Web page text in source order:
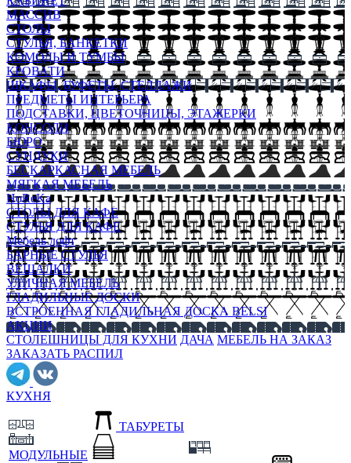
МАССИВ
СТОЛЫ
СТУЛЬЯ, БАНКЕТКИ
КОМОДЫ И ТУМБЫ
КРОВАТИ
ШКАФЫ, БУФЕТЫ, СТЕЛЛАЖИ
ПРЕДМЕТЫ ИНТЕРЬЕРА
ПОДСТАВКИ, ЦВЕТОЧНИЦЫ, ЭТАЖЕРКИ
КОНСОЛИ
БЮРО
СУНДУКИ
БЕСКАРКАСНАЯ МЕБЕЛЬ
МЯГКАЯ МЕБЕЛЬ
HoReKa
СТОЛЫ ДЛЯ КАФЕ
СТУЛЬЯ ДЛЯ КАФЕ
Мебель лофт
БАРНЫЕ СТУЛЬЯ
ВЕШАЛКИ
УЛИЧНАЯ МЕБЕЛЬ
ГЛАДИЛЬНЫЕ ДОСКИ
ВСТРОЕННАЯ ГЛАДИЛЬНАЯ ДОСКА BELSI
АКЦИИ
СТОЛЕШНИЦЫ ДЛЯ КУХНИ ДАЧА МЕБЕЛЬ НА ЗАКАЗ
ЗАКАЗАТЬ РАСПИЛ
КУХНЯ
МОДУЛЬНЫЕ
ТАБУРЕТЫ